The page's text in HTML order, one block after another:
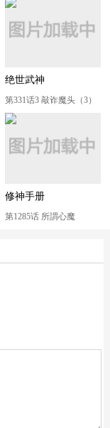
绝世武神
第331话3 敲诈魔头（3）
修神手册
第1285话 所謂心魔